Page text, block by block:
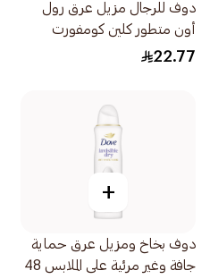
دوف للرجال مزيل عرق رول
أون متطور كلين كومفورت
50مل
22.77
+
دوف بخاخ ومزيل عرق حماية
جافة وغير مرئية على الملابس 48